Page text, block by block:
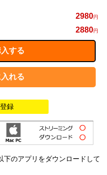
2980円
2880円
録
下のアプリをダウンロードして